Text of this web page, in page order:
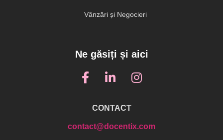
Vânzări și Negocieri
Ne găsiți și aici
CONTACT
contact@docentix.com